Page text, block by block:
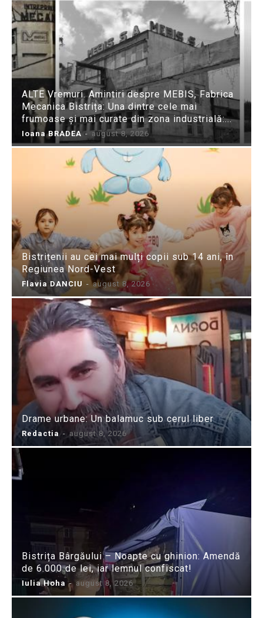
ALTE Vremuri. Amintiri despre MEBIS, Fabrica
Mecanica Bistrița: Una dintre cele mai
frumoase și mai curate din zona industrială:...
Ioana BRADEA - august 8, 2026
Bistrițenii au cei mai mulți copii sub 14 ani, în
Regiunea Nord-Vest
Flavia DANCIU - august 8, 2026
Drame urbane: Un balamuc sub cerul liber
Redactia - august 8, 2026
Bistrița Bârgăului – Noapte cu ghinion: Amendă
de 6.000 de lei, iar lemnul confiscat!
Iulia Hoha - august 8, 2026